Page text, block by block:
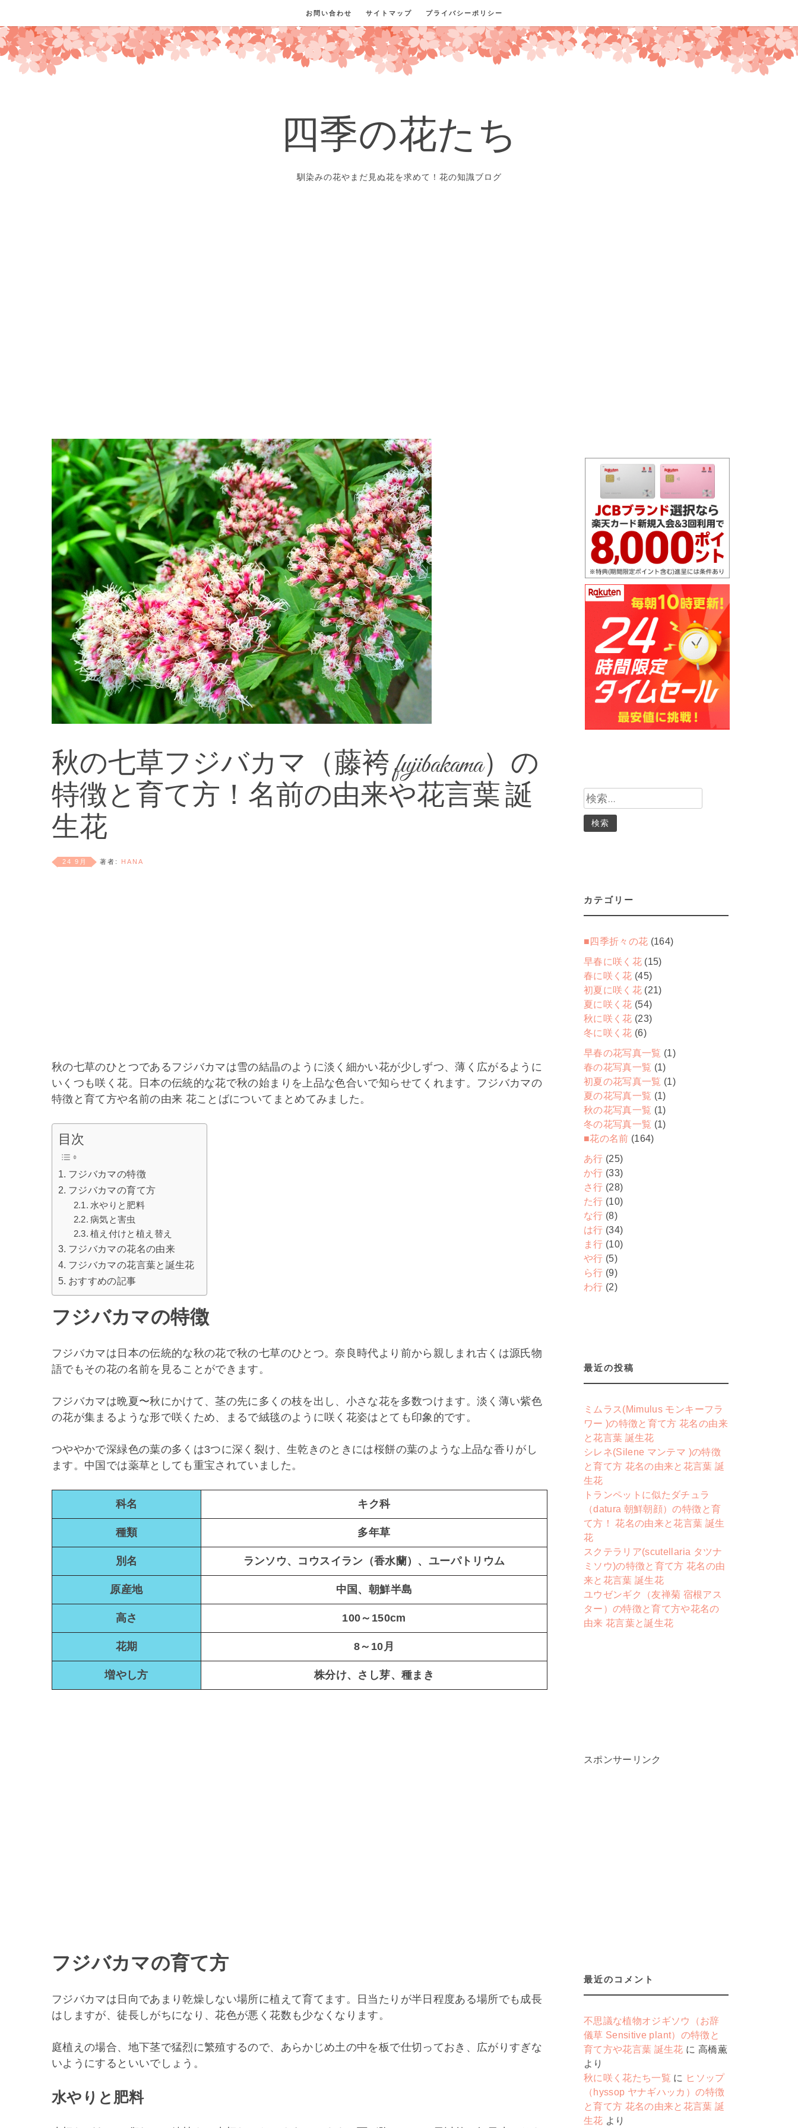
ン
テ
ン
お問い合わせ サイトマップ プライバシーポリシー
四季の花たち
馴染みの花やまだ見ぬ花を求めて！花の知識ブログ
秋の七草フジバカマ（藤袴 fujibakama）の
特徴と育て方！名前の由来や花言葉 誕
生花
24 9月 著者: HANA
秋の七草のひとつであるフジバカマは雪の結晶のように淡く細かい花が少しずつ、薄く広がるように
いくつも咲く花。日本の伝統的な花で秋の始まりを上品な色合いで知らせてくれます。フジバカマの
特徴と育て方や名前の由来 花ことばについてまとめてみました。
目次
フジバカマの特徴
フジバカマの育て方
水やりと肥料
病気と害虫
植え付けと植え替え
フジバカマの花名の由来
フジバカマの花言葉と誕生花
おすすめの記事
フジバカマの特徴
フジバカマは日本の伝統的な秋の花で秋の七草のひとつ。奈良時代より前から親しまれ古くは源氏物
語でもその花の名前を見ることができます。
フジバカマは晩夏〜秋にかけて、茎の先に多くの枝を出し、小さな花を多数つけます。淡く薄い紫色
の花が集まるような形で咲くため、まるで絨毯のように咲く花姿はとても印象的です。
つややかで深緑色の葉の多くは3つに深く裂け、生乾きのときには桜餅の葉のような上品な香りがし
ます。中国では薬草としても重宝されていました。
科名 キク科
種類 多年草
別名 ランソウ、コウスイラン（香水蘭）、ユーパトリウム
原産地 中国、朝鮮半島
高さ 100～150cm
花期 8～10月
増やし方 株分け、さし芽、種まき
フジバカマの育て方
フジバカマは日向であまり乾燥しない場所に植えて育てます。日当たりが半日程度ある場所でも成長
はしますが、徒長しがちになり、花色が悪く花数も少なくなります。
庭植えの場合、地下茎で猛烈に繁殖するので、あらかじめ土の中を板で仕切っておき、広がりすぎな
いようにするといいでしょう。
水やりと肥料
検
索:
カテゴリー
■四季折々の花 (164)
早春に咲く花(15)
春に咲く花 (45)
初夏に咲く花(21)
夏に咲く花 (54)
秋に咲く花 (23)
冬に咲く花 (6)
早春の花写真一覧 (1)
春の花写真一覧 (1)
初夏の花写真一覧 (1)
夏の花写真一覧 (1)
秋の花写真一覧 (1)
冬の花写真一覧 (1)
■花の名前 (164)
あ行 (25)
か行 (33)
さ行 (28)
た行 (10)
な行 (8)
は行 (34)
ま行 (10)
や行 (5)
ら行 (9)
わ行 (2)
最近の投稿
ミムラス(Mimulus モンキーフラ
ワー )の特徴と育て方 花名の由来
と花言葉 誕生花
シレネ(Silene マンテマ )の特徴
と育て方 花名の由来と花言葉 誕
生花
トランペットに似たダチュラ
（datura 朝鮮朝顔）の特徴と育
て方！ 花名の由来と花言葉 誕生
花
スクテラリア(scutellaria タツナ
ミソウ)の特徴と育て方 花名の由
来と花言葉 誕生花
ユウゼンギク（友禅菊 宿根アス
ター）の特徴と育て方や花名の
由来 花言葉と誕生花
スポンサーリンク
最近のコメント
不思議な植物オジギソウ（お辞
儀草 Sensitive plant）の特徴と
育て方や花言葉 誕生花 に 高橋薫
より
秋に咲く花たち一覧 に ヒソップ
（hyssop ヤナギハッカ）の特徴
と育て方 花名の由来と花言葉 誕
生花 より